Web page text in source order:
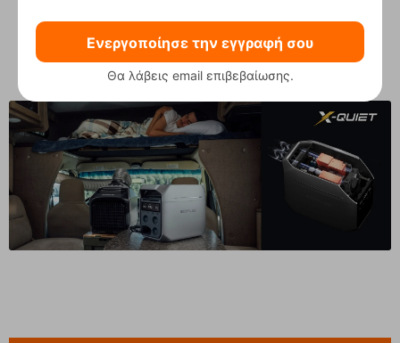
Είτε βρίσκεστε σε σκηνή είτε στο σπίτι, δεν θα
διαταράξει τον ύπνο σας.
Ενεργοποίησε την εγγραφή σου
Θα λάβεις email επιβεβαίωσης.